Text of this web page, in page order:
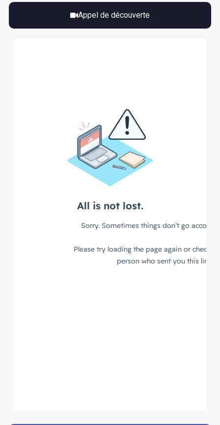
Appel de découverte